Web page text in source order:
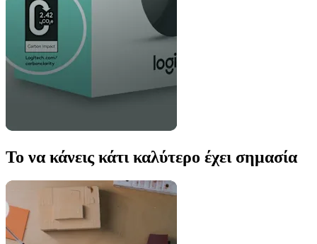
Το να κάνεις κάτι καλύτερο έχει σημασία